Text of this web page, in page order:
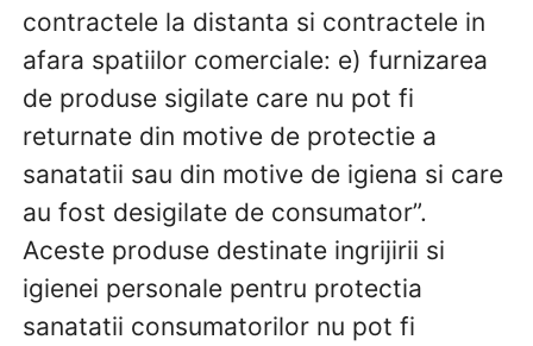
contractele la distanta si contractele in
afara spatiilor comerciale: e) furnizarea
de produse sigilate care nu pot fi
returnate din motive de protectie a
sanatatii sau din motive de igiena si care
au fost desigilate de consumator”.
Aceste produse destinate ingrijirii si
igienei personale pentru protectia
sanatatii consumatorilor nu pot fi